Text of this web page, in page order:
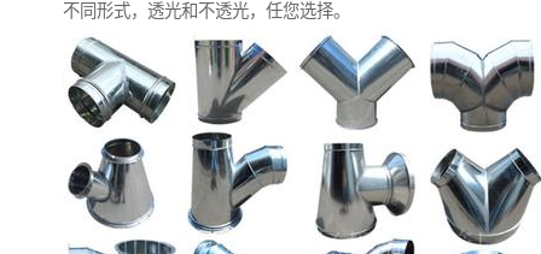
不同形式，透光和不透光，任您选择。